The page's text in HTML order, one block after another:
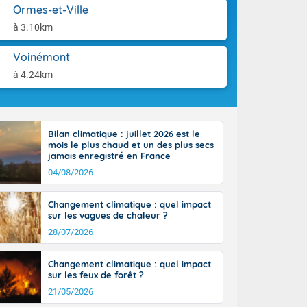
Ormes-et-Ville
à 3.10km
Voinémont
à 4.24km
un peu
du pays,
du Massif
la
ciel est le
salve
de bons
vent,
deux
entre 11
sur les
l'intérieur
vallée de
Bilan climatique : juillet 2026 est le
mois le plus chaud et un des plus secs
jamais enregistré en France
04/08/2026
Changement climatique : quel impact
sur les vagues de chaleur ?
28/07/2026
Changement climatique : quel impact
sur les feux de forêt ?
21/05/2026